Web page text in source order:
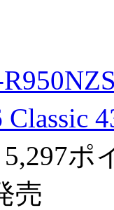
Classic
5,297ポ
売